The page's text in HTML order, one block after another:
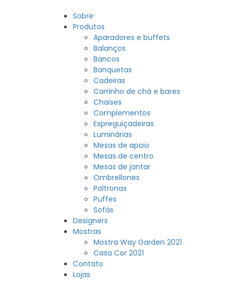
Sobre
Produtos
Aparadores e buffets
Balanços
Bancos
Banquetas
Cadeiras
Carrinho de chá e bares
Chaises
Complementos
Espreguiçadeiras
Luminárias
Mesas de apoio
Mesas de centro
Mesas de jantar
Ombrellones
Poltronas
Puffes
Sofás
Designers
Mostras
Mostra Way Garden 2021
Casa Cor 2021
Contato
Lojas